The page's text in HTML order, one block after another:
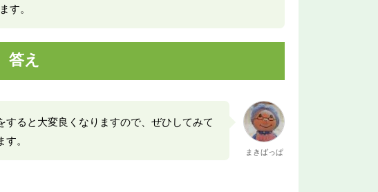
す。
答え
ると大変良くなりますので、ぜひしてみて
。
まきばっぱ